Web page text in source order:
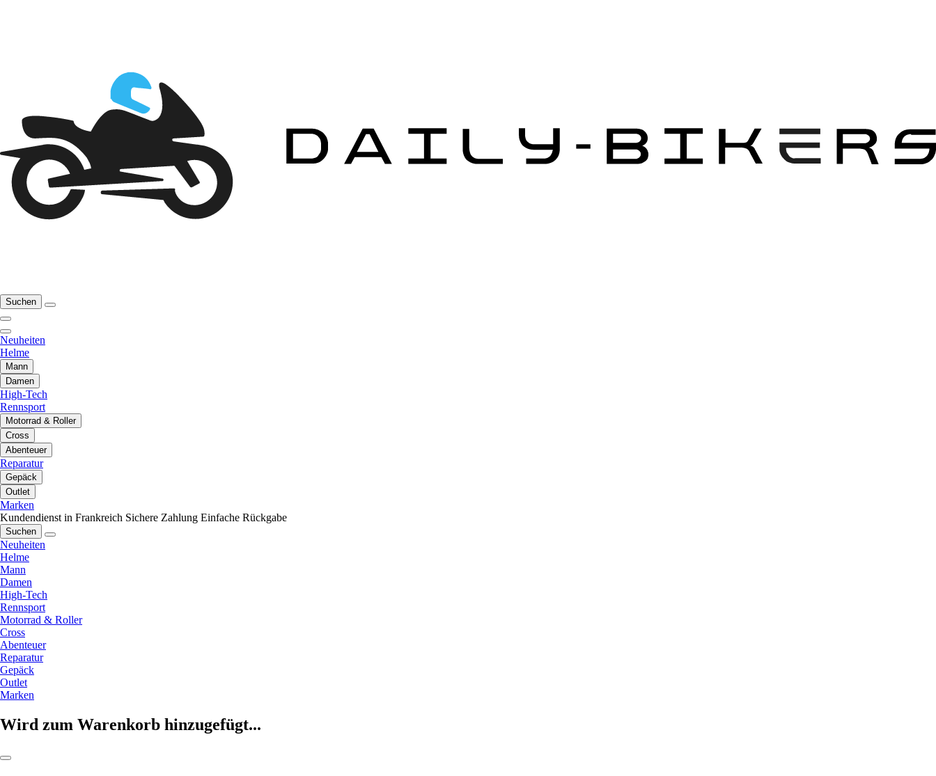
Suchen
Neuheiten
Helme
Mann
Damen
High-Tech
Rennsport
Motorrad & Roller
Cross
Abenteuer
Reparatur
Gepäck
Outlet
Marken
Kundendienst in Frankreich Sichere Zahlung Einfache Rückgabe
Suchen
Neuheiten
Helme
Mann
Damen
High-Tech
Rennsport
Motorrad & Roller
Cross
Abenteuer
Reparatur
Gepäck
Outlet
Marken
Wird zum Warenkorb hinzugefügt...